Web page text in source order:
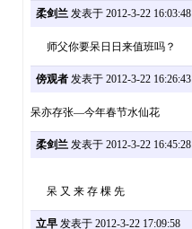
柔剑兰发表于 2012-3-22 16:03:48
师父你要呆日日来值班吗？
傍观者发表于 2012-3-22 16:26:43
呆亦存张—今年春节水仙花
柔剑兰发表于 2012-3-22 16:45:28
呆 又 来 存 棵 先
立早发表于 2012-3-22 17:09:58